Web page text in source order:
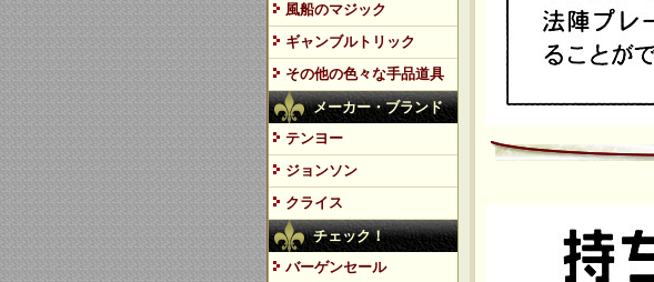
風船のマジック
ギャンブルトリック
その他の色々な手品道具
メーカー・ブランド
テンヨー
ジョンソン
クライス
チェック！
バーゲンセール